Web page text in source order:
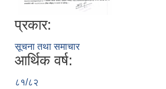
प्रकार:
सूचना तथा समाचार
आर्थिक वर्ष:
८१/८२